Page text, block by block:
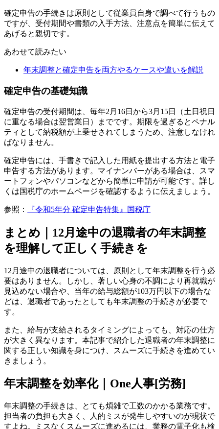
確定申告の手続きは原則として従業員自身で調べて行うもの
ですが、受付期間や書類の入手方法、注意点を簡単に伝えて
あげると親切です。
あわせて読みたい
年末調整と確定申告を両方やるケースや違いを解説
確定申告の基礎知識
確定申告の受付期間は、毎年2月16日から3月15日（土日祝日
に重なる場合は翌営業日）までです。期限を過ぎるとペナル
ティとして納税額が上乗せされてしまうため、注意しなけれ
ばなりません。
確定申告には、手書きで記入した用紙を提出する方法と電子
申告する方法があります。マイナンバーがある場合は、スマ
ートフォンやパソコンなどから簡単に申請が可能です。詳し
くは国税庁のホームページを確認するように伝えましょう。
参照： 『令和5年分 確定申告特集』国税庁
まとめ｜12月途中の退職者の年末調整
を理解して正しく手続きを
12月途中の退職者については、原則として年末調整を行う必
要はありません。しかし、著しい心身の不調により再就職が
見込めない場合や、当年の給与総額が103万円以下の場合な
どは、退職者であったとしても年末調整の手続きが必要で
す。
また、給与が支給されるタイミングによっても、対応の仕方
が大きく異なります。本記事で紹介した退職者の年末調整に
関する正しい知識を身につけ、スムーズに手続きを進めてい
きましょう。
年末調整を効率化｜One人事[労務]
年末調整の手続きは、とても煩雑で工数のかかる業務です。
担当者の負担も大きく、人的ミスが発生しやすいのが現状で
すよね。ミスなくスムーズに進めるには、業務の電子化も検